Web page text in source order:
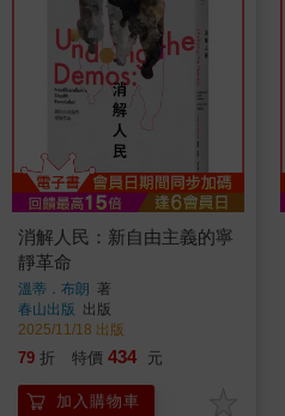
消解人民：新自由主義的寧
靜革命
溫蒂．布朗 著
春山出版
出版
2025/11/18 出版
79 折 特價 434 元
加入購物車